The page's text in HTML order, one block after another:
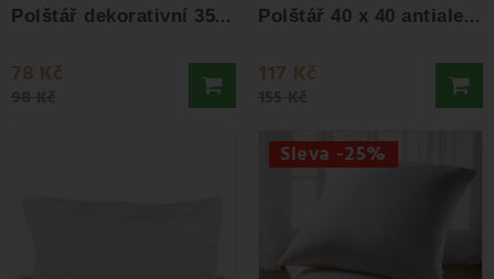
P
olštář dekorativní 35x45 cm mix EMI
78 Kč
P
olštář 40 x 40 antialergický EMI standard
117 Kč
Sleva -25%